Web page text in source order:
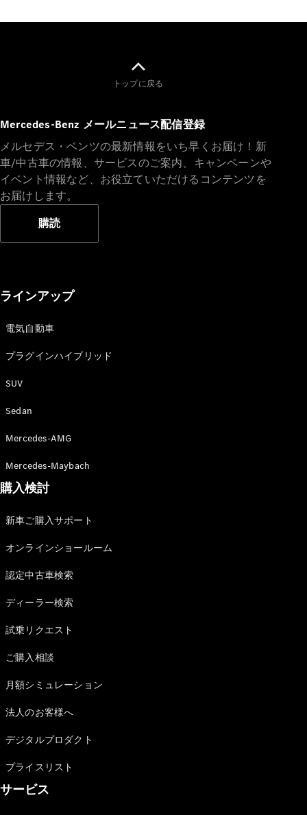
トップに戻る
Mercedes-Benz メールニュース配信登録
メルセデス・ベンツの最新情報をいち早くお届け！新
車/中古車の情報、サービスのご案内、キャンペーンや
イベント情報など、お役立ていただけるコンテンツを
お届けします。
購読
ラインアップ
電気自動車
プラグインハイブリッド
SUV
Sedan
Mercedes-AMG
Mercedes-Maybach
購入検討
新車ご購入サポート
オンラインショールーム
認定中古車検索
ディーラー検索
試乗リクエスト
ご購入相談
月額シミュレーション
法人のお客様へ
デジタルプロダクト
プライスリスト
サービス